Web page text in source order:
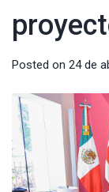
Posted on 24 de